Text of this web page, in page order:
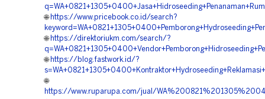
🌐 https://www.pricebook.co.id/search?
🌐 https://direktoriukm.com/search/?
🌐 https://blog.fastwork.id/?
🌐
https://www.ruparupa.com/jual/